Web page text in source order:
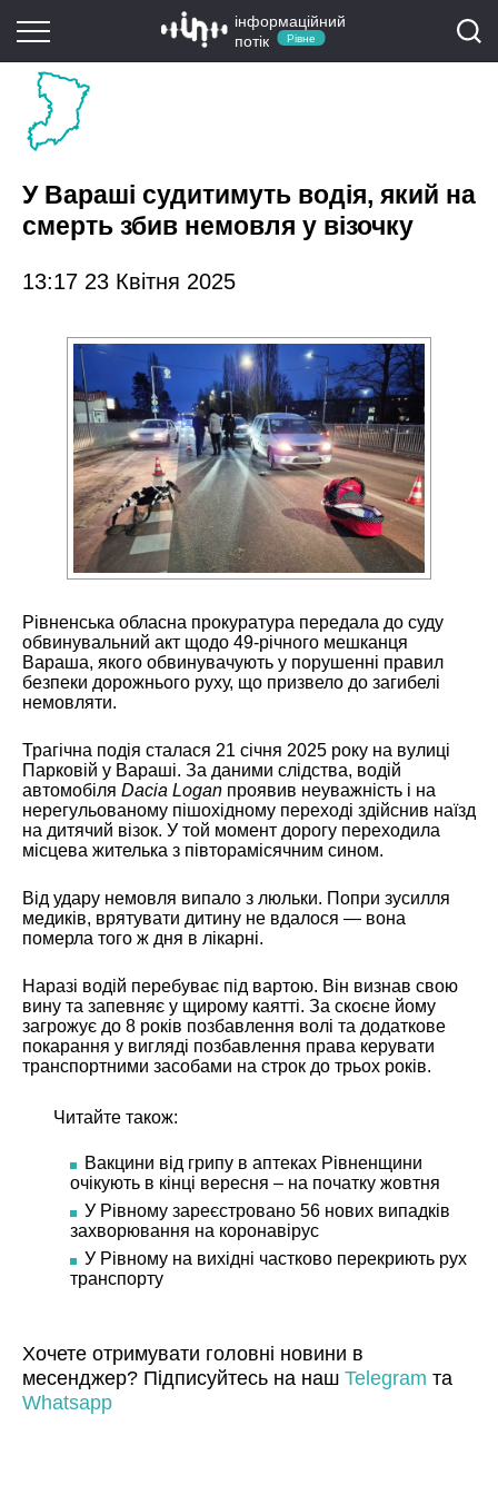
інформаційний
потік
Рівне
У Вараші судитимуть водія, який на
смерть збив немовля у візочку
13:17 23 Квітня 2025
Рівненська обласна прокуратура передала до суду
обвинувальний акт щодо 49-річного мешканця
Вараша, якого обвинувачують у порушенні правил
безпеки дорожнього руху, що призвело до загибелі
немовляти.
Трагічна подія сталася 21 січня 2025 року на вулиці
Парковій у Вараші. За даними слідства, водій
автомобіля Dacia Logan проявив неуважність і на
нерегульованому пішохідному переході здійснив наїзд
на дитячий візок. У той момент дорогу переходила
місцева жителька з півторамісячним сином.
Від удару немовля випало з люльки. Попри зусилля
медиків, врятувати дитину не вдалося — вона
померла того ж дня в лікарні.
Наразі водій перебуває під вартою. Він визнав свою
вину та запевняє у щирому каятті. За скоєне йому
загрожує до 8 років позбавлення волі та додаткове
покарання у вигляді позбавлення права керувати
транспортними засобами на строк до трьох років.
Читайте також:
Вакцини від грипу в аптеках Рівненщини
очікують в кінці вересня – на початку жовтня
У Рівному зареєстровано 56 нових випадків
захворювання на коронавірус
У Рівному на вихідні частково перекриють рух
транспорту
Хочете отримувати головні новини в
месенджер? Підписуйтесь на наш Telegram та
Whatsapp